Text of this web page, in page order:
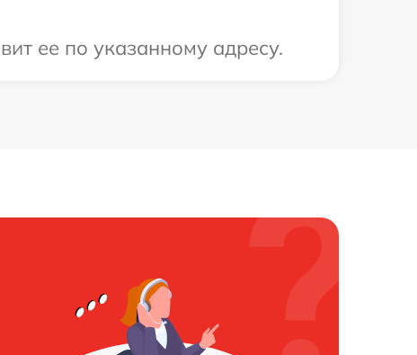
ее по указанному адресу.